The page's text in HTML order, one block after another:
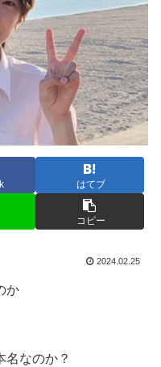
はてブ
コピー
2024.02.25
か
名なのか？